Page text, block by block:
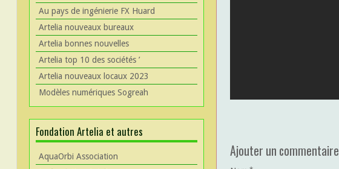
Au pays de ingénierie FX Huard
Artelia nouveaux bureaux
Artelia bonnes nouvelles
Artelia top 10 des sociétés ’
Artelia nouveaux locaux 2023
Modèles numériques Sogreah
Fondation Artelia et autres
AquaOrbi Association
Ajouter un commentaire